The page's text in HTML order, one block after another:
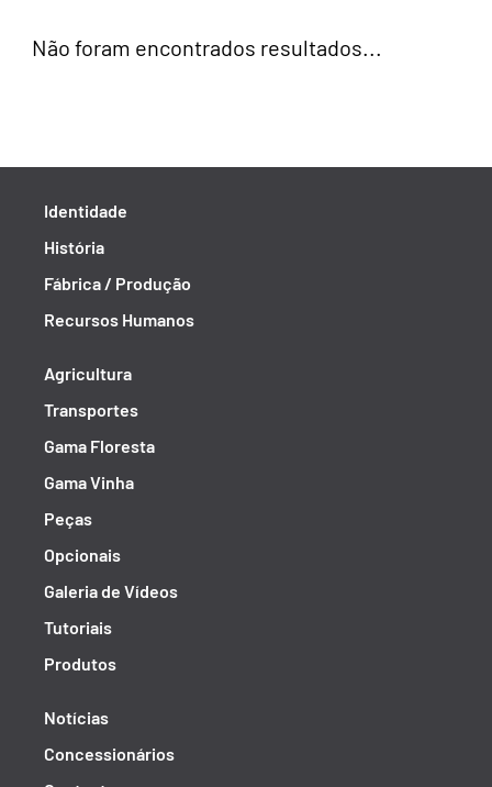
Não foram encontrados resultados...
Identidade
História
Fábrica / Produção
Recursos Humanos
Agricultura
Transportes
Gama Floresta
Gama Vinha
Peças
Opcionais
Galeria de Vídeos
Tutoriais
Produtos
Notícias
Concessionários